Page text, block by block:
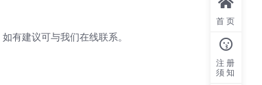
如有建议可与我们在线联系。
首页
注册
须知